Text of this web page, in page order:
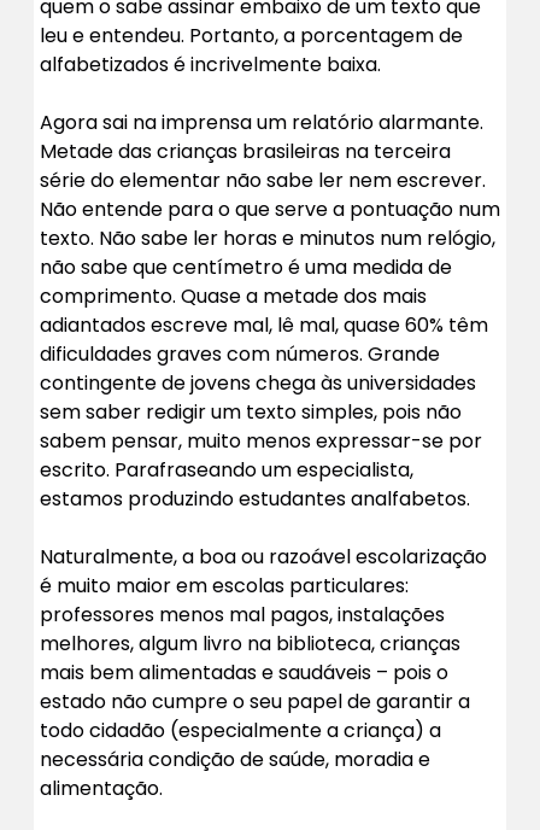
quem o sabe assinar embaixo de um texto que
leu e entendeu. Portanto, a porcentagem de
alfabetizados é incrivelmente baixa.
Agora sai na imprensa um relatório alarmante.
Metade das crianças brasileiras na terceira
série do elementar não sabe ler nem escrever.
Não entende para o que serve a pontuação num
texto. Não sabe ler horas e minutos num relógio,
não sabe que centímetro é uma medida de
comprimento. Quase a metade dos mais
adiantados escreve mal, lê mal, quase 60% têm
dificuldades graves com números. Grande
contingente de jovens chega às universidades
sem saber redigir um texto simples, pois não
sabem pensar, muito menos expressar-se por
escrito. Parafraseando um especialista,
estamos produzindo estudantes analfabetos.
Naturalmente, a boa ou razoável escolarização
é muito maior em escolas particulares:
professores menos mal pagos, instalações
melhores, algum livro na biblioteca, crianças
mais bem alimentadas e saudáveis – pois o
estado não cumpre o seu papel de garantir a
todo cidadão (especialmente a criança) a
necessária condição de saúde, moradia e
alimentação.